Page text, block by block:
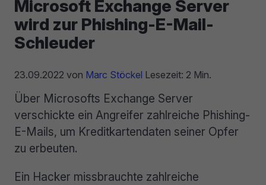
Microsoft Exchange Server
wird zur Phishing-E-Mail-
Schleuder
23.09.2022 von Marc Stöckel Lesezeit: 2 Min.
Über Microsofts Exchange Server
verschickte ein Angreifer zahlreiche Phishing-
E-Mails, um Kreditkartendaten seiner Opfer
zu erbeuten.
Ein Hacker missbrauchte zahlreiche